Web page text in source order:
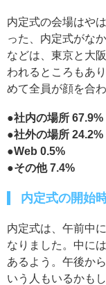
内定式の会場はや
った、内定式がな
などは、東京と大
われるところもあ
めて全員が顔を合
●社内の場所 67.9%
●社外の場所 24.2%
●Web 0.5%
●その他 7.4%
内定式の開始
内定式は、午前中
なりました。中に
あるよう。午後か
いう人もいるかも